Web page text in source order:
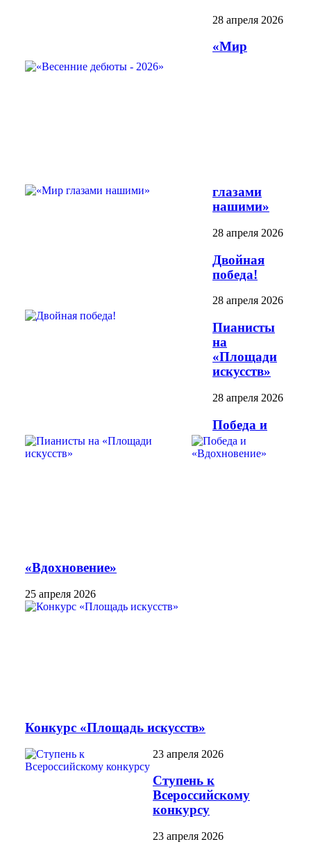
28 апреля 2026
«Мир
глазами
нашими»
28 апреля 2026
Двойная
победа!
28 апреля 2026
Пианисты
на
«Площади
искусств»
28 апреля 2026
Победа и
«Вдохновение»
25 апреля 2026
Конкурс «Площадь искусств»
23 апреля 2026
Ступень к
Всероссийскому
конкурсу
23 апреля 2026